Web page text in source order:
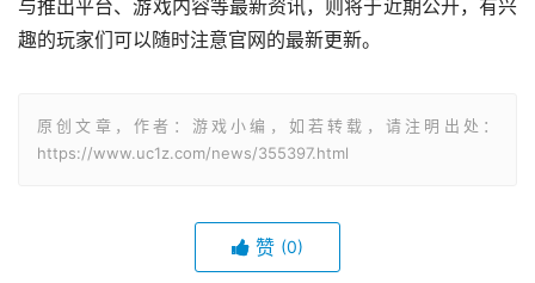
与推出平台、游戏内容等最新资讯，则将于近期公开，有兴
趣的玩家们可以随时注意官网的最新更新。
原创文章，作者：游戏小编，如若转载，请注明出处：
https://www.uc1z.com/news/355397.html
赞 (0)